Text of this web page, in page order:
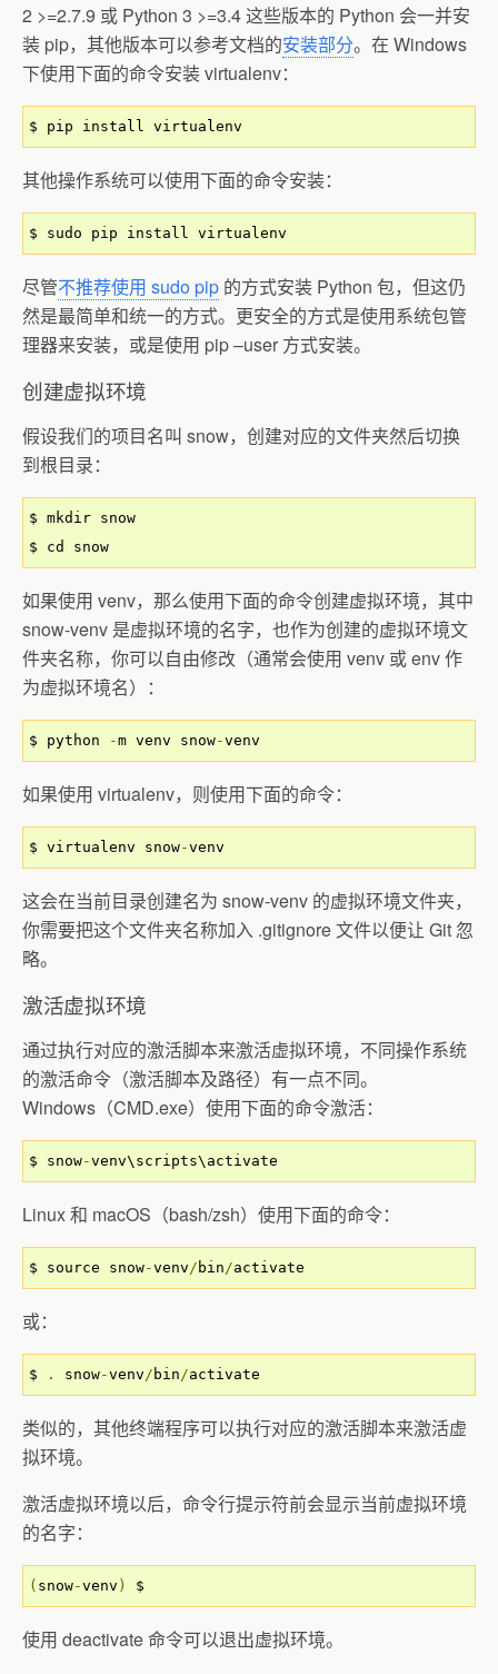
2 >=2.7.9 或 Python 3 >=3.4 这些版本的 Python 会一并安
装 pip，其他版本可以参考文档的安装部分。在 Windows
下使用下面的命令安装 virtualenv：
$ pip install virtualenv
其他操作系统可以使用下面的命令安装：
$ sudo pip install virtualenv
尽管不推荐使用 sudo pip 的方式安装 Python 包，但这仍
然是最简单和统一的方式。更安全的方式是使用系统包管
理器来安装，或是使用 pip –user 方式安装。
创建虚拟环境
假设我们的项目名叫 snow，创建对应的文件夹然后切换
到根目录：
$ mkdir snow
$ cd snow
如果使用 venv，那么使用下面的命令创建虚拟环境，其中
snow-venv 是虚拟环境的名字，也作为创建的虚拟环境文
件夹名称，你可以自由修改（通常会使用 venv 或 env 作
为虚拟环境名）：
$ python -m venv snow-venv
如果使用 virtualenv，则使用下面的命令：
$ virtualenv snow-venv
这会在当前目录创建名为 snow-venv 的虚拟环境文件夹，
你需要把这个文件夹名称加入 .gitignore 文件以便让 Git 忽
略。
激活虚拟环境
通过执行对应的激活脚本来激活虚拟环境，不同操作系统
的激活命令（激活脚本及路径）有一点不同。
Windows（CMD.exe）使用下面的命令激活：
$ snow-venv\scripts\activate
Linux 和 macOS（bash/zsh）使用下面的命令：
$ source snow-venv / bin /activate
或：
$ . snow-venv / bin /activate
类似的，其他终端程序可以执行对应的激活脚本来激活虚
拟环境。
激活虚拟环境以后，命令行提示符前会显示当前虚拟环境
的名字：
( snow-venv ) $
使用 deactivate 命令可以退出虚拟环境。